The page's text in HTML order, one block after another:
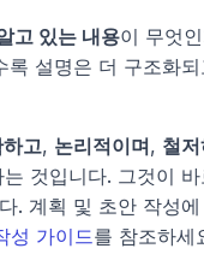
고 있는 내용이 무엇
록 설명은 더 구조화
고, 논리적이며, 철
것입니다. 그것이
. 계획 및 초안 작성
성 가이드를 참조하세